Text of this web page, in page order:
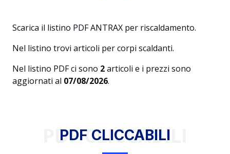
Scarica il listino PDF ANTRAX per riscaldamento.
Nel listino trovi articoli per corpi scaldanti.
Nel listino PDF ci sono 2articoli e i prezzi sono
aggiornati al 07/08/2026.
PDF CLICCABILI
PDF CLICCABILI